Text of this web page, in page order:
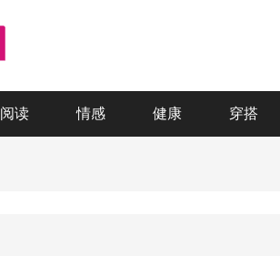
阅读 情感 健康 穿搭